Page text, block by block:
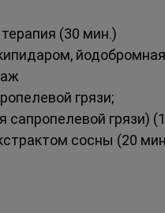
(30 мин.)
грязи;
грязи)
сосны (20